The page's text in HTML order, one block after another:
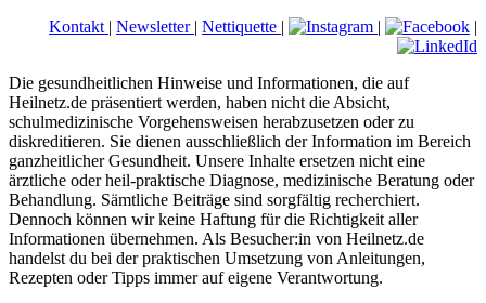
Kontakt | Newsletter | Nettiquette | | |
Die gesundheitlichen Hinweise und Informationen, die auf
Heilnetz.de präsentiert werden, haben nicht die Absicht,
schulmedizinische Vorgehensweisen herabzusetzen oder zu
diskreditieren. Sie dienen ausschließlich der Information im Bereich
ganzheitlicher Gesundheit. Unsere Inhalte ersetzen nicht eine
ärztliche oder heil-praktische Diagnose, medizinische Beratung oder
Behandlung. Sämtliche Beiträge sind sorgfältig recherchiert.
Dennoch können wir keine Haftung für die Richtigkeit aller
Informationen übernehmen. Als Besucher:in von Heilnetz.de
handelst du bei der praktischen Umsetzung von Anleitungen,
Rezepten oder Tipps immer auf eigene Verantwortung.